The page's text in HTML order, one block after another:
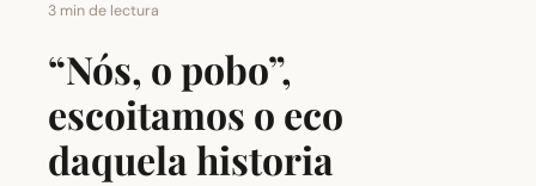
3 min de lectura
“Nós, o pobo”,
escoitamos o eco
daquela historia